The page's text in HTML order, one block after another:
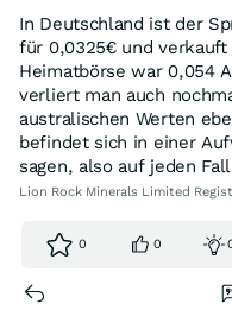
In Deutschland ist der
für 0,0325€ und
Heimatbörse war 0,054
verliert man auch
australischen Werten
befindet sich in einer
sagen, also auf jeden
Lion Rock Minerals Limited
0 0